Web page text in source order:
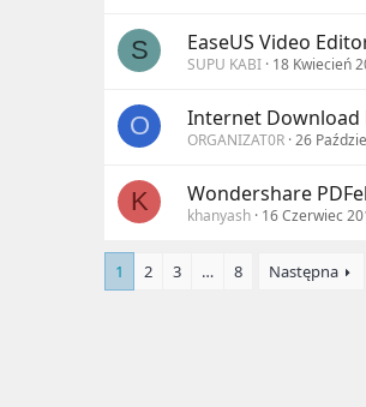
S EaseUS Video
SUPU KABI 18 Kwiecień
O Internet Download
ORGANIZAT0R 26
K Wondershare
khanyash 16 Czerwiec
1 2 3 … 8 Następna